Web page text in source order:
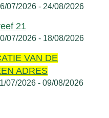
07/2026 - 24/08/2026
21
07/2026 - 18/08/2026
VAN DE
ADRES
07/2026 - 09/08/2026